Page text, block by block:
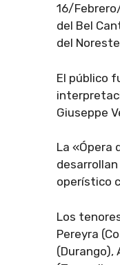
16/
del Bel
del
El público
Giuseppe
La «Ópera
operístico
Los
Pereyra
(Durango),